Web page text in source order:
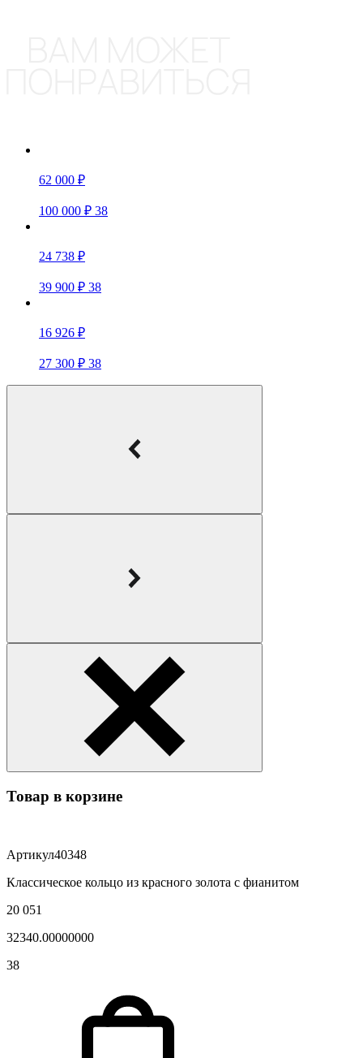
62 000 ₽
100 000 ₽ 38
24 738 ₽
39 900 ₽ 38
16 926 ₽
27 300 ₽ 38
Товар в корзине
Артикул40348
Классическое кольцо из красного золота с фианитом
20 051
32340.00000000
38